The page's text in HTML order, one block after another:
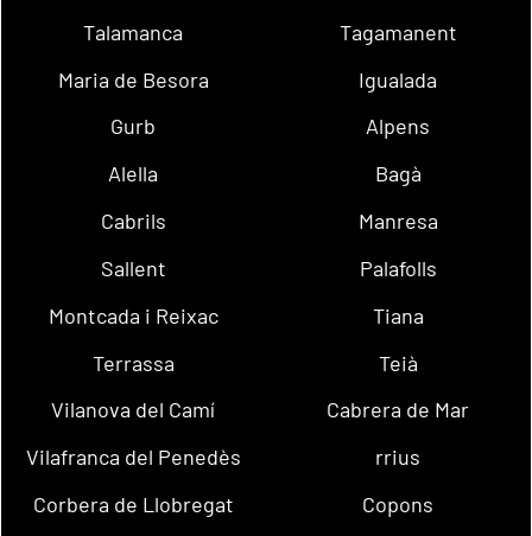
Talamanca
Tagamanent
Maria de Besora
Igualada
Gurb
Alpens
Alella
Bagà
Cabrils
Manresa
Sallent
Palafolls
Montcada i Reixac
Tiana
Terrassa
Teià
Vilanova del Camí
Cabrera de Mar
Vilafranca del Penedès
rrius
Corbera de Llobregat
Copons